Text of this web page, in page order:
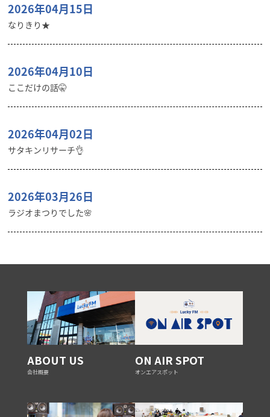
2026年04月15日
なりきり★
2026年04月10日
ここだけの話🤫
2026年04月02日
サタキンリサーチ👌
2026年03月26日
ラジオまつりでした🌸
ABOUT US
会社概要
ON AIR SPOT
オンエアスポット